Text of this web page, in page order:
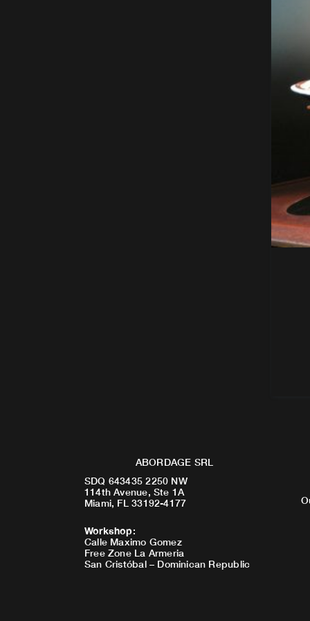
ABORDAGE SRL
SDQ 643435 2250 NW
114th Avenue, Ste 1A
Miami, FL 33192-4177
Workshop:
Calle Maximo Gomez
Free Zone La Armeria
San Cristóbal – Dominican Republic